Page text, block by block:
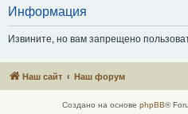
Информация
Извините, но вам запрещено
Наш сайт Наш форум
Создано на основе phpBB®